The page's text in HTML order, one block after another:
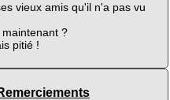
vieux amis qu'il n'a pas vu
?
pitié !